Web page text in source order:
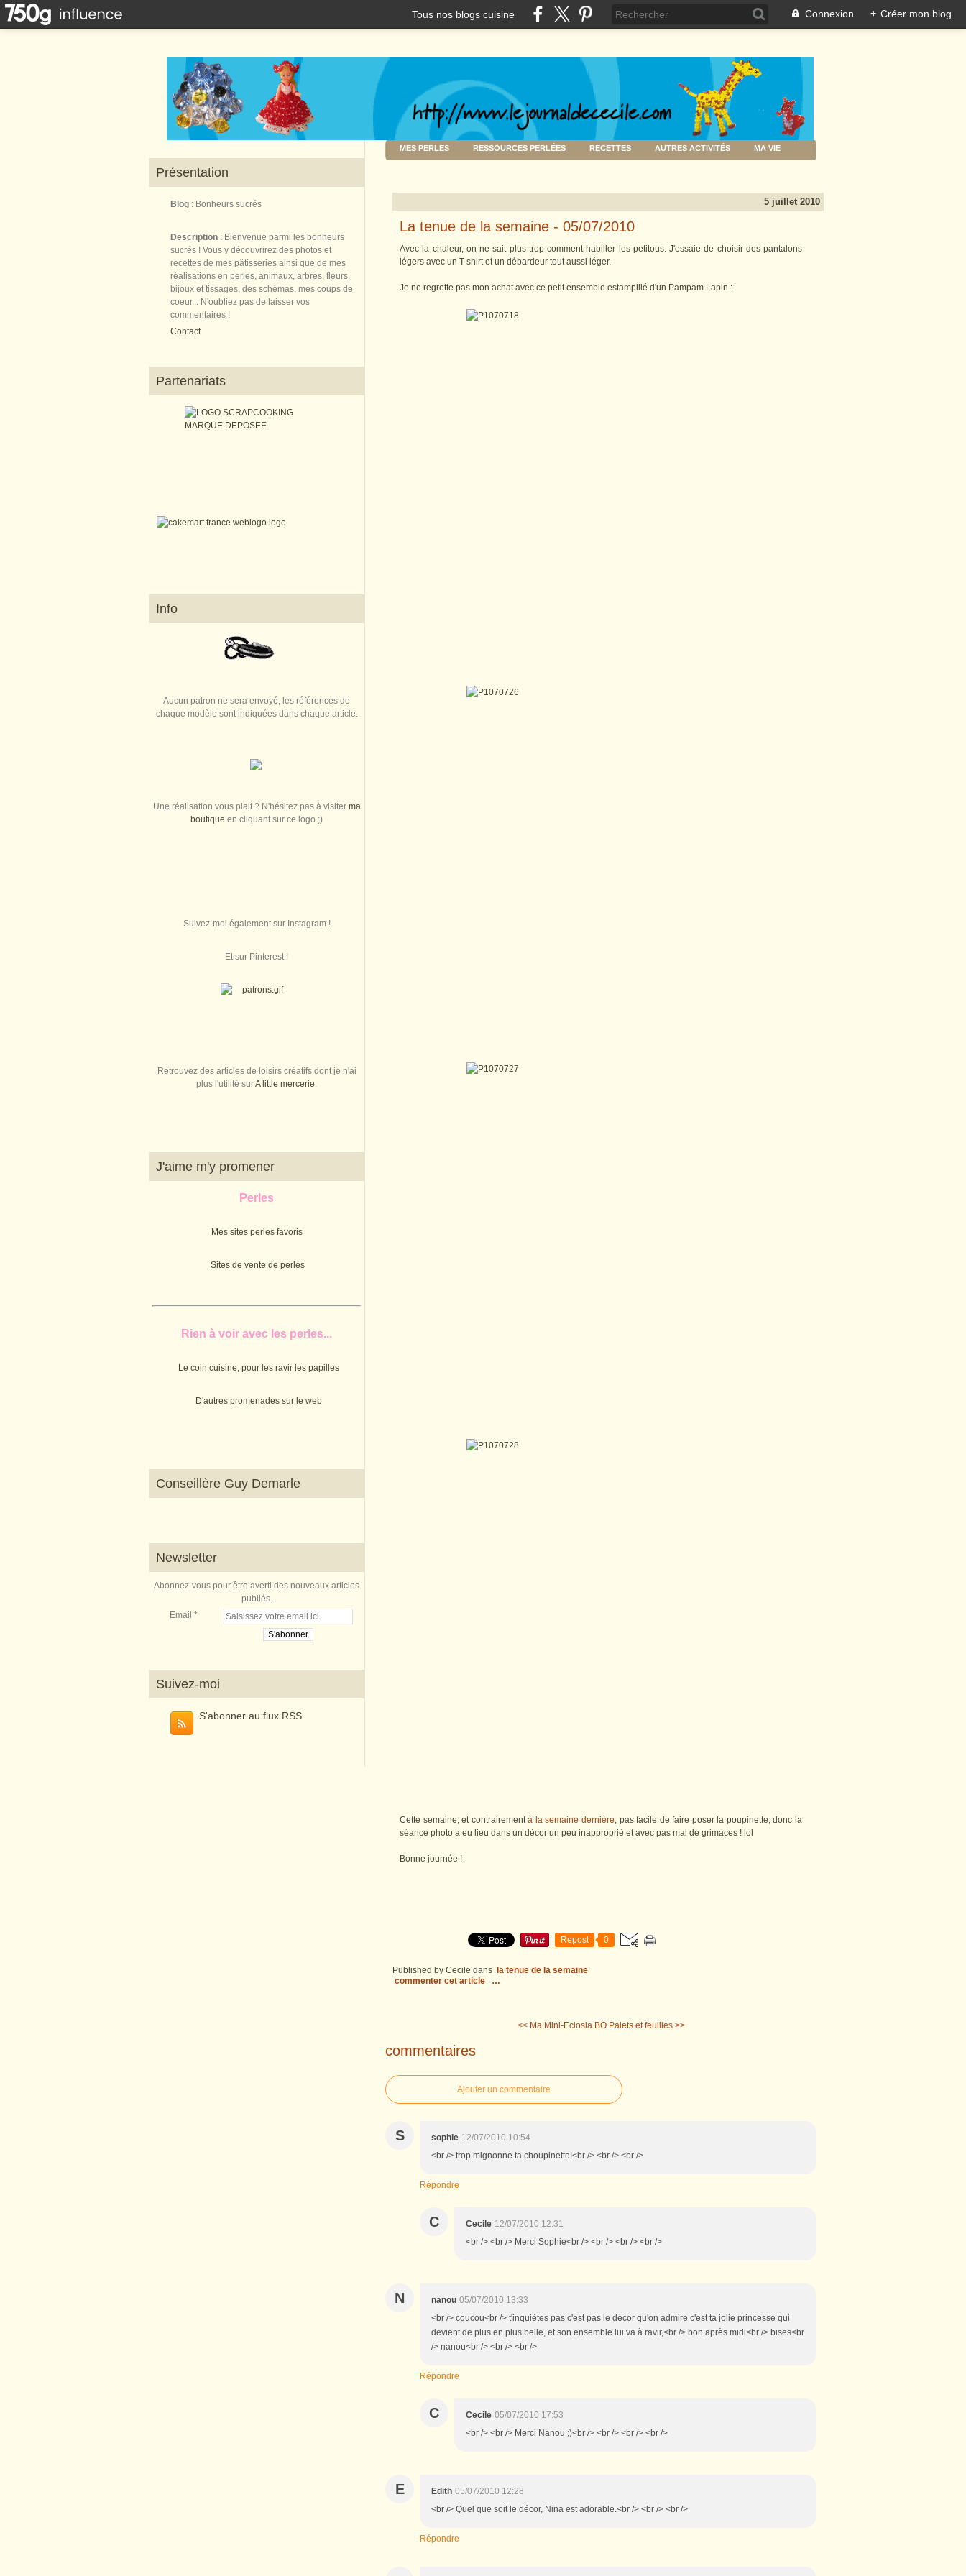
Tous nos blogs cuisine Connexion + Créer mon blog
Présentation
Blog : Bonheurs sucrés
Description : Bienvenue parmi les bonheurs
sucrés ! Vous y découvrirez des photos et
recettes de mes pâtisseries ainsi que de mes
réalisations en perles, animaux, arbres, fleurs,
bijoux et tissages, des schémas, mes coups de
coeur... N'oubliez pas de laisser vos
commentaires !
Contact
Partenariats
Info
Aucun patron ne sera envoyé, les références de
chaque modèle sont indiquées dans chaque article.
Une réalisation vous plait ? N'hésitez pas à visiter ma
boutique en cliquant sur ce logo ;)
Suivez-moi également sur Instagram !
Et sur Pinterest !
Retrouvez des articles de loisirs créatifs dont je n'ai
plus l'utilité surA little mercerie.
J'aime m'y promener
Perles
Mes sites perles favoris
Sites de vente de perles
Rien à voir avec les perles...
Le coin cuisine, pour les ravir les papilles
D'autres promenades sur le web
Conseillère Guy Demarle
Newsletter
Abonnez-vous pour être averti des nouveaux articles
publiés.
Email
Suivez-moi
S'abonner au flux RSS
MES PERLES RESSOURCES PERLÉES RECETTES AUTRES ACTIVITÉS MA VIE
5 juillet 2010
La tenue de la semaine - 05/07/2010
Avec la chaleur, on ne sait plus trop comment habiller les petitous. J'essaie de choisir des pantalons
légers avec un T-shirt et un débardeur tout aussi léger.
Je ne regrette pas mon achat avec ce petit ensemble estampillé d'un Pampam Lapin :
Cette semaine, et contrairementà la semaine dernière, pas facile de faire poser la poupinette, donc la
séance photo a eu lieu dans un décor un peu inapproprié et avec pas mal de grimaces ! lol
Bonne journée !
Repost 0
Published by Cecile dans
la tenue de la semaine
commenter cet article
…
<< Ma Mini-Eclosia BO Palets et feuilles >>
commentaires
Ajouter un commentaire
S sophie 12/07/2010 10:54
<br /> trop mignonne ta choupinette!<br /> <br /> <br />
Répondre
C Cecile 12/07/2010 12:31
<br /> <br /> Merci Sophie<br /> <br /> <br /> <br />
N nanou 05/07/2010 13:33
<br /> coucou<br /> t'inquiètes pas c'est pas le décor qu'on admire c'est ta jolie princesse qui
devient de plus en plus belle, et son ensemble lui va à ravir,<br /> bon après midi<br /> bises<br
/> nanou<br /> <br /> <br />
Répondre
C Cecile 05/07/2010 17:53
<br /> <br /> Merci Nanou ;)<br /> <br /> <br /> <br />
E Edith 05/07/2010 12:28
<br /> Quel que soit le décor, Nina est adorable.<br /> <br /> <br />
Répondre